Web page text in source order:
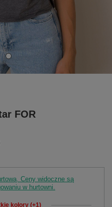
FOR
Ceny widoczne są
w hurtowni.
kolory (+1)